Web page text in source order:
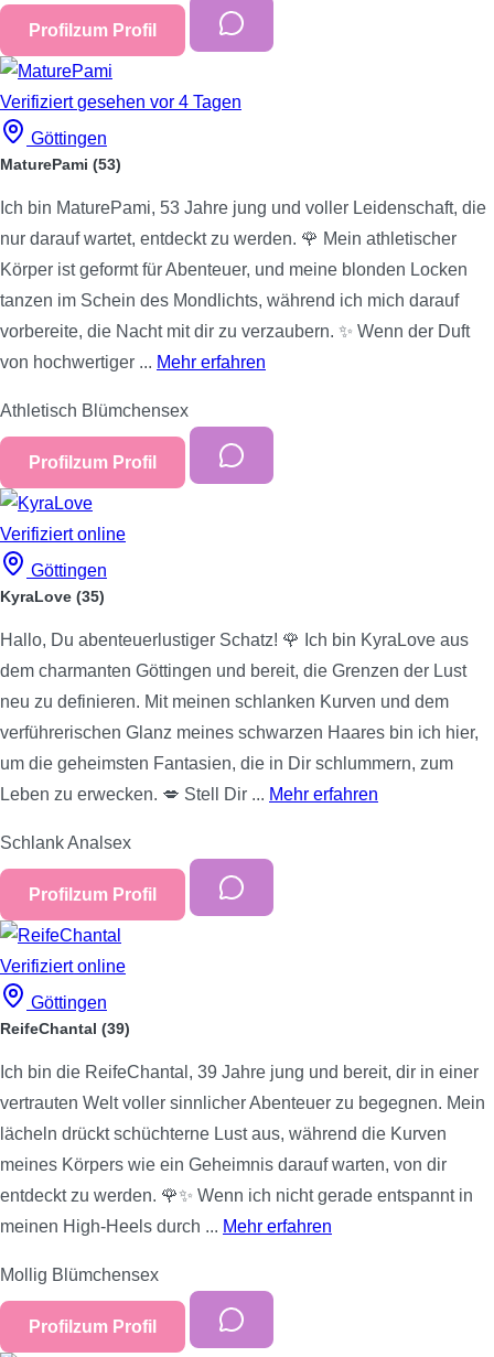
Profil zum Profil
Verifiziertgesehen vor 4 Tagen
Göttingen
MaturePami (53)
Ich bin MaturePami, 53 Jahre jung und voller Leidenschaft, die
nur darauf wartet, entdeckt zu werden. 🌹 Mein athletischer
Körper ist geformt für Abenteuer, und meine blonden Locken
tanzen im Schein des Mondlichts, während ich mich darauf
vorbereite, die Nacht mit dir zu verzaubern. ✨ Wenn der Duft
von hochwertiger ... Mehr erfahren
Athletisch Blümchensex
Profil zum Profil
Verifiziertonline
Göttingen
KyraLove (35)
Hallo, Du abenteuerlustiger Schatz! 🌹 Ich bin KyraLove aus
dem charmanten Göttingen und bereit, die Grenzen der Lust
neu zu definieren. Mit meinen schlanken Kurven und dem
verführerischen Glanz meines schwarzen Haares bin ich hier,
um die geheimsten Fantasien, die in Dir schlummern, zum
Leben zu erwecken. 💋 Stell Dir ... Mehr erfahren
SchlankAnalsex
Profil zum Profil
Verifiziertonline
Göttingen
ReifeChantal (39)
Ich bin die ReifeChantal, 39 Jahre jung und bereit, dir in einer
vertrauten Welt voller sinnlicher Abenteuer zu begegnen. Mein
lächeln drückt schüchterne Lust aus, während die Kurven
meines Körpers wie ein Geheimnis darauf warten, von dir
entdeckt zu werden. 🌹✨ Wenn ich nicht gerade entspannt in
meinen High-Heels durch ... Mehr erfahren
Mollig Blümchensex
Profil zum Profil